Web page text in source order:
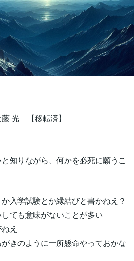
光 【移転済】
と知りながら、何かを必死に願うこ
入学試験とか縁結びと書かねえ？
ても意味がないことが多い
え
きのように一所懸命やっておかな